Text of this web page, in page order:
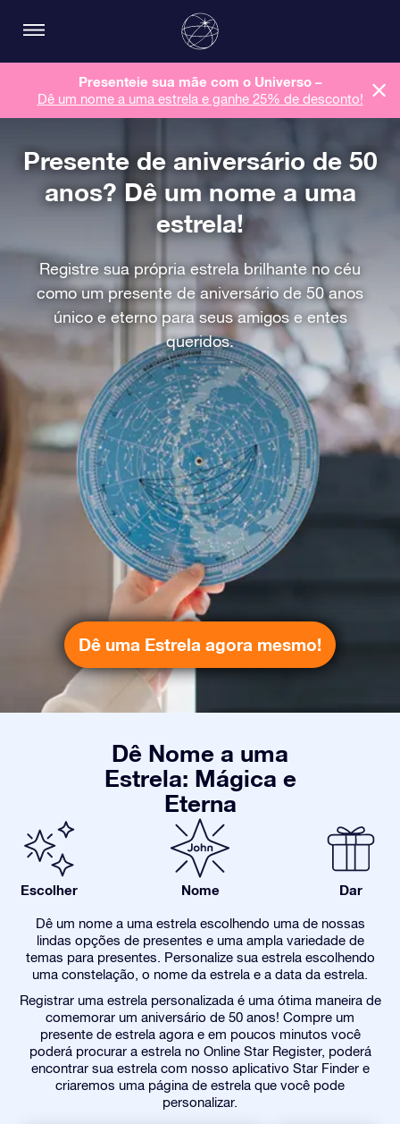
Presenteie sua mãe com o Universo –
Dê um nome a uma estrela e ganhe 25% de desconto!
Presente de aniversário de 50
anos? Dê um nome a uma
estrela!
Registre sua própria estrela brilhante no céu
como um presente de aniversário de 50 anos
único e eterno para seus amigos e entes
queridos.
Dê uma Estrela agora mesmo!
Dê Nome a uma
Estrela: Mágica e
Eterna
Escolher Nome Dar
Dê um nome a uma estrela escolhendo uma de nossas
lindas opções de presentes e uma ampla variedade de
temas para presentes. Personalize sua estrela escolhendo
uma constelação, o nome da estrela e a data da estrela.
Registrar uma estrela personalizada é uma ótima maneira de
comemorar um aniversário de 50 anos! Compre um
presente de estrela agora e em poucos minutos você
poderá procurar a estrela no Online Star Register, poderá
encontrar sua estrela com nosso aplicativo Star Finder e
criaremos uma página de estrela que você pode
personalizar.